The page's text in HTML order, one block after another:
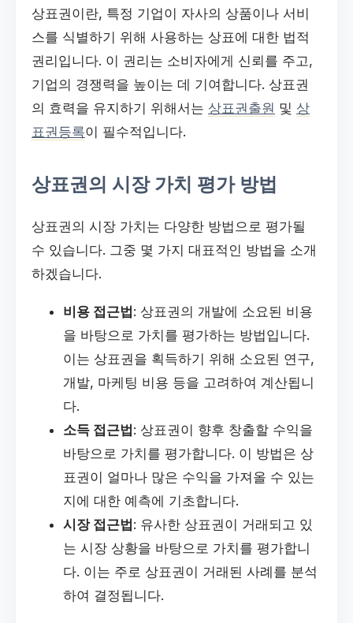
상표권이란, 특정 기업이 자사의 상품이나 서비
스를 식별하기 위해 사용하는 상표에 대한 법적
권리입니다. 이 권리는 소비자에게 신뢰를 주고,
기업의 경쟁력을 높이는 데 기여합니다. 상표권
의 효력을 유지하기 위해서는 상표권출원 및 상
표권등록이 필수적입니다.
상표권의 시장 가치 평가 방법
상표권의 시장 가치는 다양한 방법으로 평가될
수 있습니다. 그중 몇 가지 대표적인 방법을 소개
하겠습니다.
비용 접근법: 상표권의 개발에 소요된 비용
을 바탕으로 가치를 평가하는 방법입니다.
이는 상표권을 획득하기 위해 소요된 연구,
개발, 마케팅 비용 등을 고려하여 계산됩니
다.
소득 접근법: 상표권이 향후 창출할 수익을
바탕으로 가치를 평가합니다. 이 방법은 상
표권이 얼마나 많은 수익을 가져올 수 있는
지에 대한 예측에 기초합니다.
시장 접근법: 유사한 상표권이 거래되고 있
는 시장 상황을 바탕으로 가치를 평가합니
다. 이는 주로 상표권이 거래된 사례를 분석
하여 결정됩니다.